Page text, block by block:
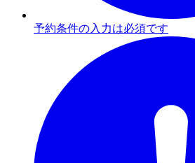
予約条件の入力は必須です